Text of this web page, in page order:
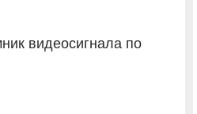
видеосигнала по